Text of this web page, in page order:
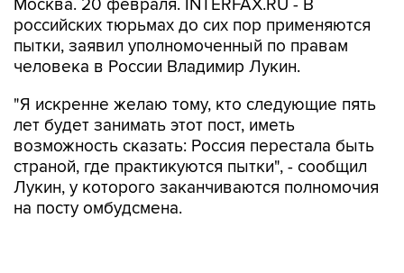
Москва. 20 февраля. INTERFAX.RU - В
российских тюрьмах до сих пор применяются
пытки, заявил уполномоченный по правам
человека в России Владимир Лукин.
"Я искренне желаю тому, кто следующие пять
лет будет занимать этот пост, иметь
возможность сказать: Россия перестала быть
страной, где практикуются пытки", - сообщил
Лукин, у которого заканчиваются полномочия
на посту омбудсмена.